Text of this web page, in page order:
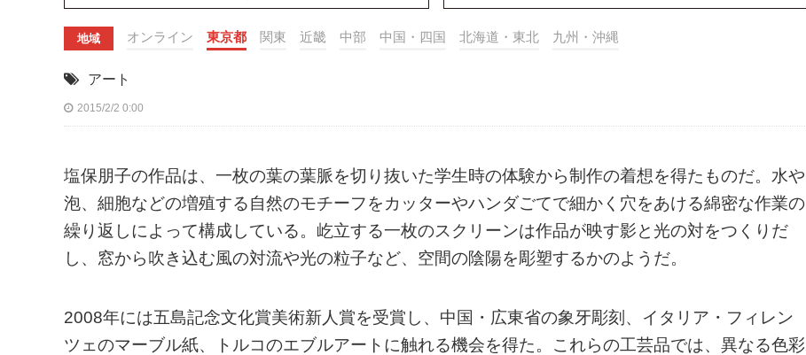
地域 オンライン 東京都 関東 近畿 中部 中国・四国 北海道・東北 九州・沖縄
アート
2015/2/2 0:00
塩保朋子の作品は、一枚の葉の葉脈を切り抜いた学生時の体験から制作の着想を得たものだ。水や
泡、細胞などの増殖する自然のモチーフをカッターやハンダごてで細かく穴をあける綿密な作業の
繰り返しによって構成している。屹立する一枚のスクリーンは作品が映す影と光の対をつくりだ
し、窓から吹き込む風の対流や光の粒子など、空間の陰陽を彫塑するかのようだ。
2008年には五島記念文化賞美術新人賞を受賞し、中国・広東省の象牙彫刻、イタリア・フィレン
ツェのマーブル紙、トルコのエブルアートに触れる機会を得た。これらの工芸品では、異なる色彩